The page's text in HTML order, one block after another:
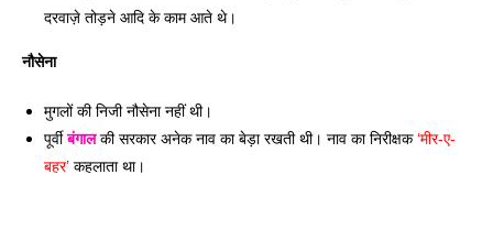
दरवाज़े तोड़ने आदि के काम आते थे।
नौसेना
मुगलों की निजी नौसेना नहीं थी।
पूर्वी बंगाल की सरकार अनेक नाव का बेड़ा रखती थी। नाव का निरीक्षक ‘मीर-ए-
बहर’ कहलाता था।